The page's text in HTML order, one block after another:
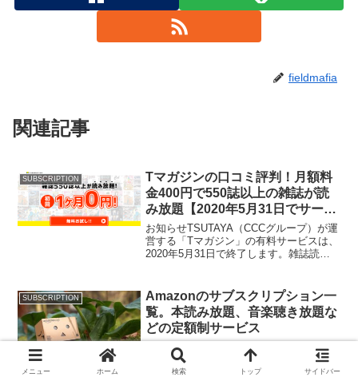
fieldmafia
関連記事
SUBSCRIPTION
Tマガジンの口コミ評判！月額料
金400円で550誌以上の雑誌が読
み放題【2020年5月31日でサービ
ス終了】
お知らせTSUTAYA（CCCグループ）が運
営する「Tマガジン」の有料サービスは、
2020年5月31日で終了します。雑誌読み
450誌以上が読み放題になるため、Tマガ
ジ...
SUBSCRIPTION
Amazonのサブスクリプション一
覧。本読み放題、音楽聴き放題な
どの定額制サービス
サブスクという言葉が世に浸透してか
ら、一番注目を集めているのがAmazonの
Unlimited系サービス。サブスク（サブス
メニュー ホーム 検索 トップ サイドバー